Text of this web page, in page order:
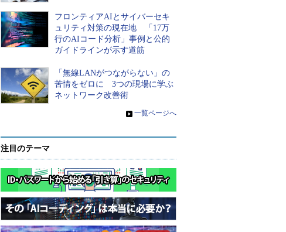
フロンティアAIとサイバーセキ
ュリティ対策の現在地 「17万
行のAIコード分析」事例と公的
ガイドラインが示す道筋
「無線LANがつながらない」の
苦情をゼロに 3つの現場に学ぶ
ネットワーク改善術
» 一覧ページへ
注目のテーマ